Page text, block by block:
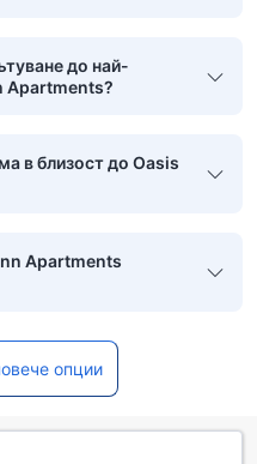
до най-
Apartments?
в близост до Oasis
Apartments
опции